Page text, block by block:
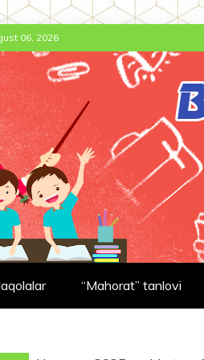
06, 2026
TA'LIM
“Mahorat” tanlovi